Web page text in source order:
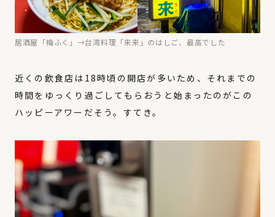
居酒屋「梅ふく」→台湾料理「来来」のはしご、最高でした
近くの飲食店は18時頃の開店が多いため、それまでの
時間をゆっくり過ごしてもらおうと始まったのがこの
ハッピーアワーだそう。すてき。